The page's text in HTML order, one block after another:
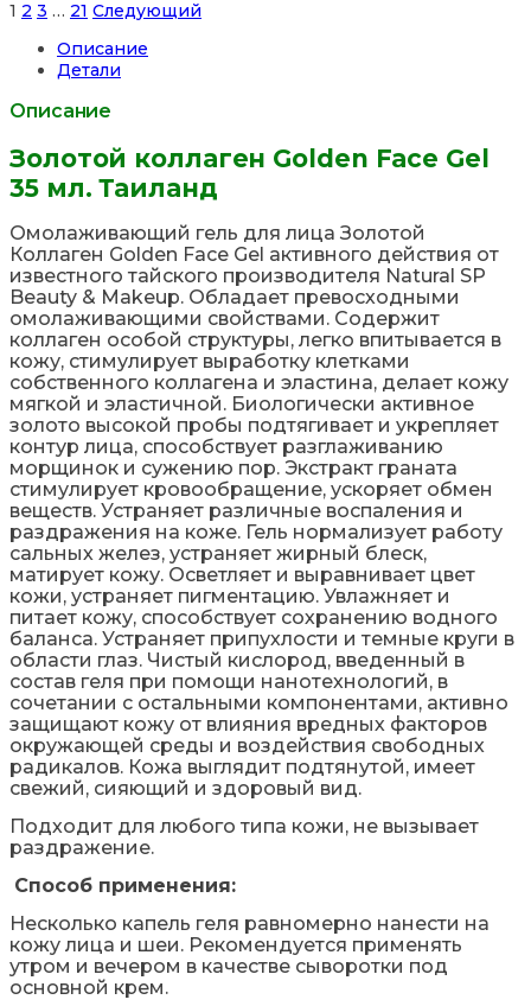
Site
Reviews
навигация
Страница
1 Страница
2 Страница
3 … Страница
21 Следующий
Описание
Детали
Описание
Золотой коллаген Golden Face Gel
35 мл. Таиланд
Омолаживающий гель для лица Золотой
Коллаген Golden Face Gel активного действия от
известного тайского производителя Natural SP
Beauty & Makeup. Обладает превосходными
омолаживающими свойствами. Содержит
коллаген особой структуры, легко впитывается в
кожу, стимулирует выработку клетками
собственного коллагена и эластина, делает кожу
мягкой и эластичной. Биологически активное
золото высокой пробы подтягивает и укрепляет
контур лица, способствует разглаживанию
морщинок и сужению пор. Экстракт граната
стимулирует кровообращение, ускоряет обмен
веществ. Устраняет различные воспаления и
раздражения на коже. Гель нормализует работу
сальных желез, устраняет жирный блеск,
матирует кожу. Осветляет и выравнивает цвет
кожи, устраняет пигментацию. Увлажняет и
питает кожу, способствует сохранению водного
баланса. Устраняет припухлости и темные круги в
области глаз. Чистый кислород, введенный в
состав геля при помощи нанотехнологий, в
сочетании с остальными компонентами, активно
защищают кожу от влияния вредных факторов
окружающей среды и воздействия свободных
радикалов. Кожа выглядит подтянутой, имеет
свежий, сияющий и здоровый вид.
Подходит для любого типа кожи, не вызывает
раздражение.
Способ применения:
Несколько капель геля равномерно нанести на
кожу лица и шеи. Рекомендуется применять
утром и вечером в качестве сыворотки под
основной крем.